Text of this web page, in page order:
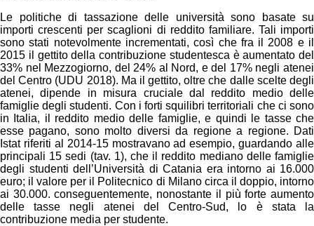
Le politiche di tassazione delle università sono basate su
importi crescenti per scaglioni di reddito familiare. Tali importi
sono stati notevolmente incrementati, così che fra il 2008 e il
2015 il gettito della contribuzione studentesca è aumentato del
33% nel Mezzogiorno, del 24% al Nord, e del 17% negli atenei
del Centro (UDU 2018). Ma il gettito, oltre che dalle scelte degli
atenei, dipende in misura cruciale dal reddito medio delle
famiglie degli studenti. Con i forti squilibri territoriali che ci sono
in Italia, il reddito medio delle famiglie, e quindi le tasse che
esse pagano, sono molto diversi da regione a regione. Dati
Istat riferiti al 2014-15 mostravano ad esempio, guardando alle
principali 15 sedi (tav. 1), che il reddito mediano delle famiglie
degli studenti dell’Università di Catania era intorno ai 16.000
euro; il valore per il Politecnico di Milano circa il doppio, intorno
ai 30.000. conseguentemente, nonostante il più forte aumento
delle tasse negli atenei del Centro-Sud, lo è stata la
contribuzione media per studente.